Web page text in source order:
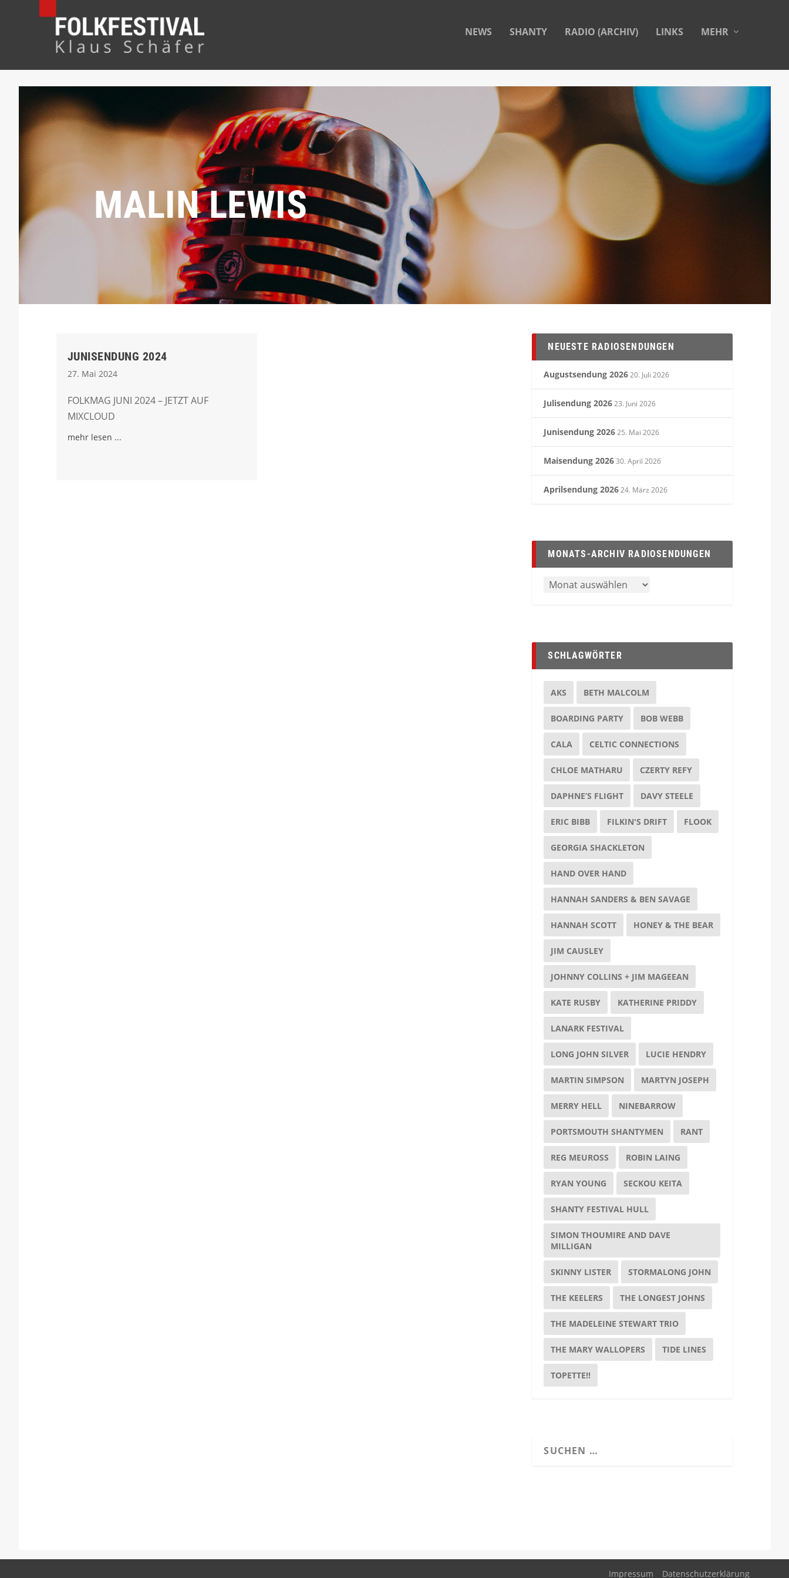
NEWS SHANTY RADIO (ARCHIV) LINKS MEHR
MALIN LEWIS
JUNISENDUNG 2024
27. Mai 2024
FOLKMAG JUNI 2024 – JETZT AUF
MIXCLOUD
mehr lesen
NEUESTE RADIOSENDUNGEN
Augustsendung 2026 20. Juli 2026
Julisendung 2026 23. Juni 2026
Junisendung 2026 25. Mai 2026
Maisendung 2026 30. April 2026
Aprilsendung 2026 24. März 2026
MONATS-ARCHIV RADIOSENDUNGEN
SCHLAGWÖRTER
AKS BETH MALCOLM
BOARDING PARTY BOB WEBB
CALA CELTIC CONNECTIONS
CHLOE MATHARU CZERTY REFY
DAPHNE’S FLIGHT DAVY STEELE
ERIC BIBB FILKIN'S DRIFT FLOOK
GEORGIA SHACKLETON
HAND OVER HAND
HANNAH SANDERS & BEN SAVAGE
HANNAH SCOTT HONEY & THE BEAR
JIM CAUSLEY
JOHNNY COLLINS + JIM MAGEEAN
KATE RUSBY KATHERINE PRIDDY
LANARK FESTIVAL
LONG JOHN SILVER LUCIE HENDRY
MARTIN SIMPSON MARTYN JOSEPH
MERRY HELL NINEBARROW
PORTSMOUTH SHANTYMEN RANT
REG MEUROSS ROBIN LAING
RYAN YOUNG SECKOU KEITA
SHANTY FESTIVAL HULL
SIMON THOUMIRE AND DAVE
MILLIGAN
SKINNY LISTER STORMALONG JOHN
THE KEELERS THE LONGEST JOHNS
THE MADELEINE STEWART TRIO
THE MARY WALLOPERS TIDE LINES
TOPETTE!!
Impressum Datenschutzerklärung